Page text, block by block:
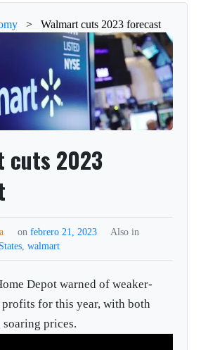
> Walmart cuts 2023 forecast
cuts 2023
on febrero 21, 2023
Also in
,walmart
Depot warned of weaker-
profits for this year, with both
prices.